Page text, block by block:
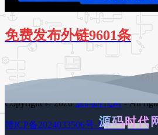
免费发布外链9601条
Copyright © 2026源码时代网- All
赣ICP备2024033506号-1百度地图 谷歌地图
源码时代